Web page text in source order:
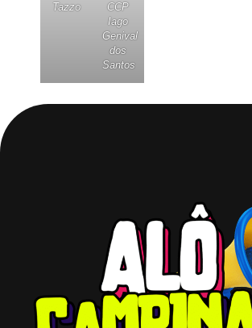
Tazzo
CCP
Iago
Genival
dos
Santos